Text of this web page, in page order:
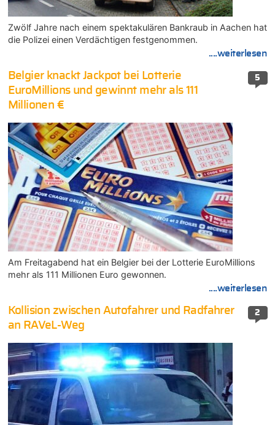
Zwölf Jahre nach einem spektakulären Bankraub in Aachen hat
die Polizei einen Verdächtigen festgenommen.
....weiterlesen
5
Belgier knackt Jackpot bei Lotterie
EuroMillions und gewinnt mehr als 111
Millionen €
Am Freitagabend hat ein Belgier bei der Lotterie EuroMillions
mehr als 111 Millionen Euro gewonnen.
....weiterlesen
2
Kollision zwischen Autofahrer und Radfahrer
an RAVeL-Weg